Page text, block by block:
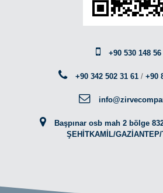
+90 530 148 56
+90 342 502 31 61 /+90
Başpınar osb mah 2 bölge
ŞEHİTKAMİL/GAZİANTEP/